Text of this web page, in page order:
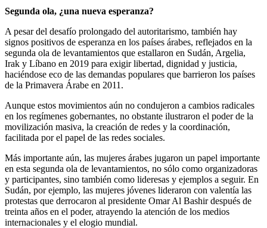
Segunda ola, ¿una nueva esperanza?
A pesar del desafío prolongado del autoritarismo, también hay
signos positivos de esperanza en los países árabes, reflejados en la
segunda ola de levantamientos que estallaron en Sudán, Argelia,
Irak y Líbano en 2019 para exigir libertad, dignidad y justicia,
haciéndose eco de las demandas populares que barrieron los países
de la Primavera Árabe en 2011.
Aunque estos movimientos aún no condujeron a cambios radicales
en los regímenes gobernantes, no obstante ilustraron el poder de la
movilización masiva, la creación de redes y la coordinación,
facilitada por el papel de las redes sociales.
Más importante aún, las mujeres árabes jugaron un papel importante
en esta segunda ola de levantamientos, no sólo como organizadoras
y participantes, sino también como lideresas y ejemplos a seguir. En
Sudán, por ejemplo, las mujeres jóvenes lideraron con valentía las
protestas que derrocaron al presidente Omar Al Bashir después de
treinta años en el poder, atrayendo la atención de los medios
internacionales y el elogio mundial.